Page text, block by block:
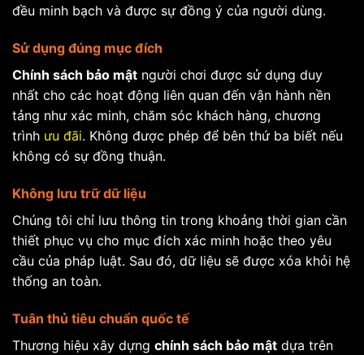
đều minh bạch và được sự đồng ý của người dùng.
Sử dụng đúng mục đích
Chính sách bảo mật người chơi được sử dụng duy
nhất cho các hoạt động liên quan đến vận hành nền
tảng như xác minh, chăm sóc khách hàng, chương
trình ưu đãi. Không được phép để bên thứ ba biết nếu
không có sự đồng thuận.
Không lưu trữ dữ liệu
Chúng tôi chỉ lưu thông tin trong khoảng thời gian cần
thiết phục vụ cho mục đích xác minh hoặc theo yêu
cầu của pháp luật. Sau đó, dữ liệu sẽ được xóa khỏi hệ
thống an toàn.
Tuân thủ tiêu chuẩn quốc tế
Thương hiệu xây dựng chính sách bảo mật dựa trên